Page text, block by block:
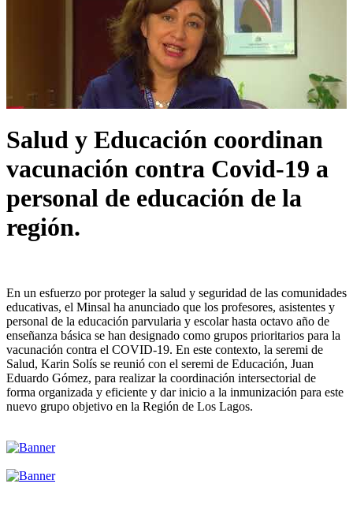
Salud y Educación coordinan
vacunación contra Covid-19 a
personal de educación de la
región.
En un esfuerzo por proteger la salud y seguridad de las comunidades
educativas, el Minsal ha anunciado que los profesores, asistentes y
personal de la educación parvularia y escolar hasta octavo año de
enseñanza básica se han designado como grupos prioritarios para la
vacunación contra el COVID-19. En este contexto, la seremi de
Salud, Karin Solís se reunió con el seremi de Educación, Juan
Eduardo Gómez, para realizar la coordinación intersectorial de
forma organizada y eficiente y dar inicio a la inmunización para este
nuevo grupo objetivo en la Región de Los Lagos.